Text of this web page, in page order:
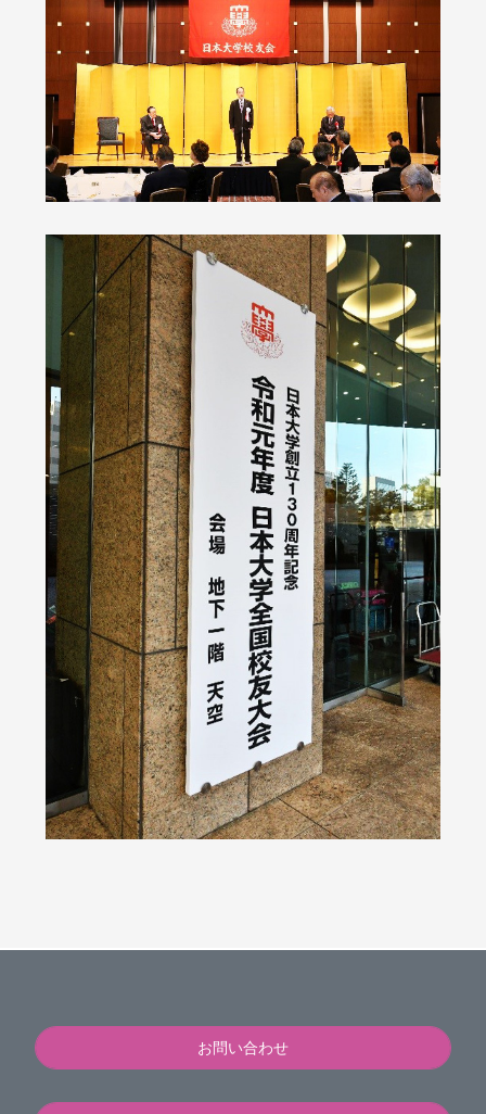
お問い合わせ